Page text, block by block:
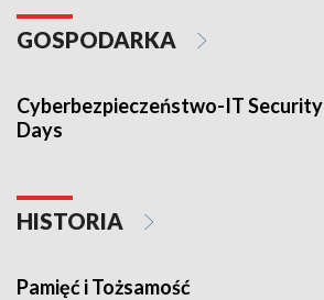
GOSPODARKA
Cyberbezpieczeństwo-IT Security
Days
HISTORIA
Pamięć i Tożsamość